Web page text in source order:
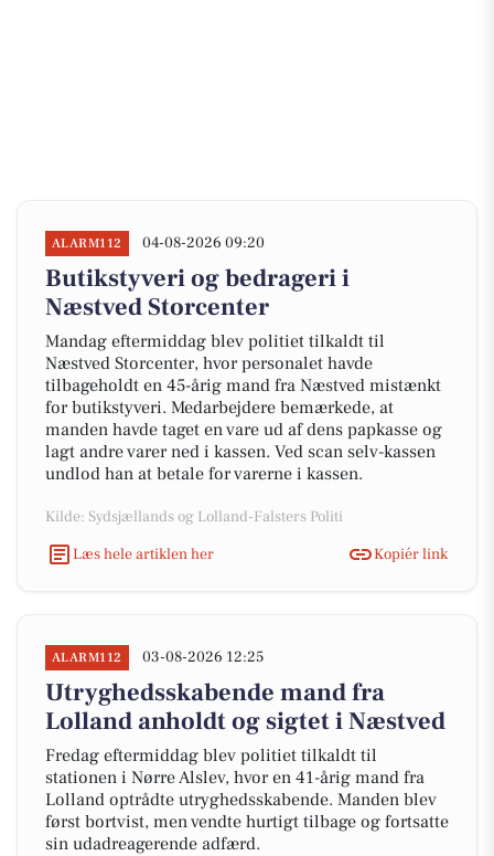
ALARM112 04-08-2026 09:20
Butikstyveri og bedrageri i
Næstved Storcenter
Mandag eftermiddag blev politiet tilkaldt til
Næstved Storcenter, hvor personalet havde
tilbageholdt en 45-årig mand fra Næstved mistænkt
for butikstyveri. Medarbejdere bemærkede, at
manden havde taget en vare ud af dens papkasse og
lagt andre varer ned i kassen. Ved scan selv-kassen
undlod han at betale for varerne i kassen.
Kilde: Sydsjællands og Lolland-Falsters Politi
Læs hele artiklen her
Kopiér link
ALARM112 03-08-2026 12:25
Utryghedsskabende mand fra
Lolland anholdt og sigtet i Næstved
Fredag eftermiddag blev politiet tilkaldt til
stationen i Nørre Alslev, hvor en 41-årig mand fra
Lolland optrådte utryghedsskabende. Manden blev
først bortvist, men vendte hurtigt tilbage og fortsatte
sin udadreagerende adfærd.